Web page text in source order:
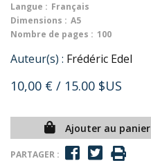
Langue : Français
Dimensions : A5
Nombre de pages : 100
Auteur(s) : Frédéric Edel
10,00 € / 15.00 $US
Ajouter au panier
PARTAGER :